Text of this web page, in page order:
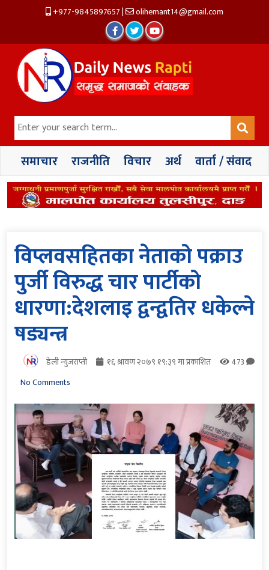
+977-9845897657| olihemant14@gmail.com
समाचार राजनीति विचार अर्थ वार्ता / संवाद
विप्लवसहितका नेताको पक्राउ
पुर्जी विरुद्ध चार पार्टीको
धारणा:देशलाइ द्वन्द्वतिर धकेल्ने
षड्यन्त्र
डेली न्युजराप्ती १६ श्रावण २०७९ १९:३९ मा प्रकाशित
473
No Comments